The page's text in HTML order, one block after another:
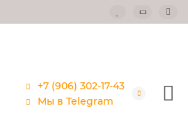
+7 (906) 302-17-43
Мы в Telegram